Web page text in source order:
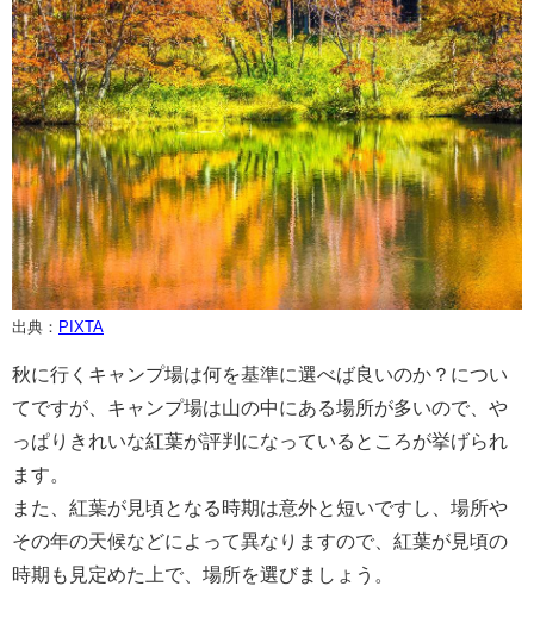
出典： PIXTA
秋に行くキャンプ場は何を基準に選べば良いのか？につい
てですが、キャンプ場は山の中にある場所が多いので、や
っぱりきれいな紅葉が評判になっているところが挙げられ
ます。
また、紅葉が見頃となる時期は意外と短いですし、場所や
その年の天候などによって異なりますので、紅葉が見頃の
時期も見定めた上で、場所を選びましょう。